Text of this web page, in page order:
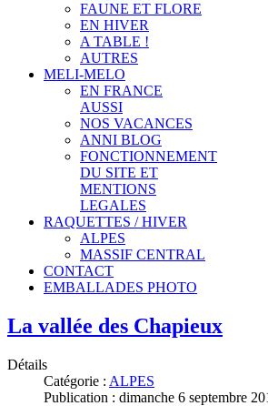
FAUNE ET FLORE
EN HIVER
A TABLE !
AUTRES
MELI-MELO
EN FRANCE
AUSSI
NOS VACANCES
ANNI BLOG
FONCTIONNEMENT
DU SITE ET
MENTIONS
LEGALES
RAQUETTES / HIVER
ALPES
MASSIF CENTRAL
CONTACT
EMBALLADES PHOTO
La vallée des Chapieux
Détails
Catégorie : ALPES
Publication : dimanche 6 septembre